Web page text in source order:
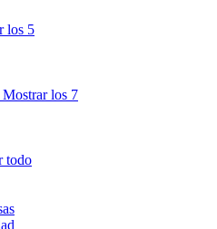
los 5
Mostrar los 7
todo